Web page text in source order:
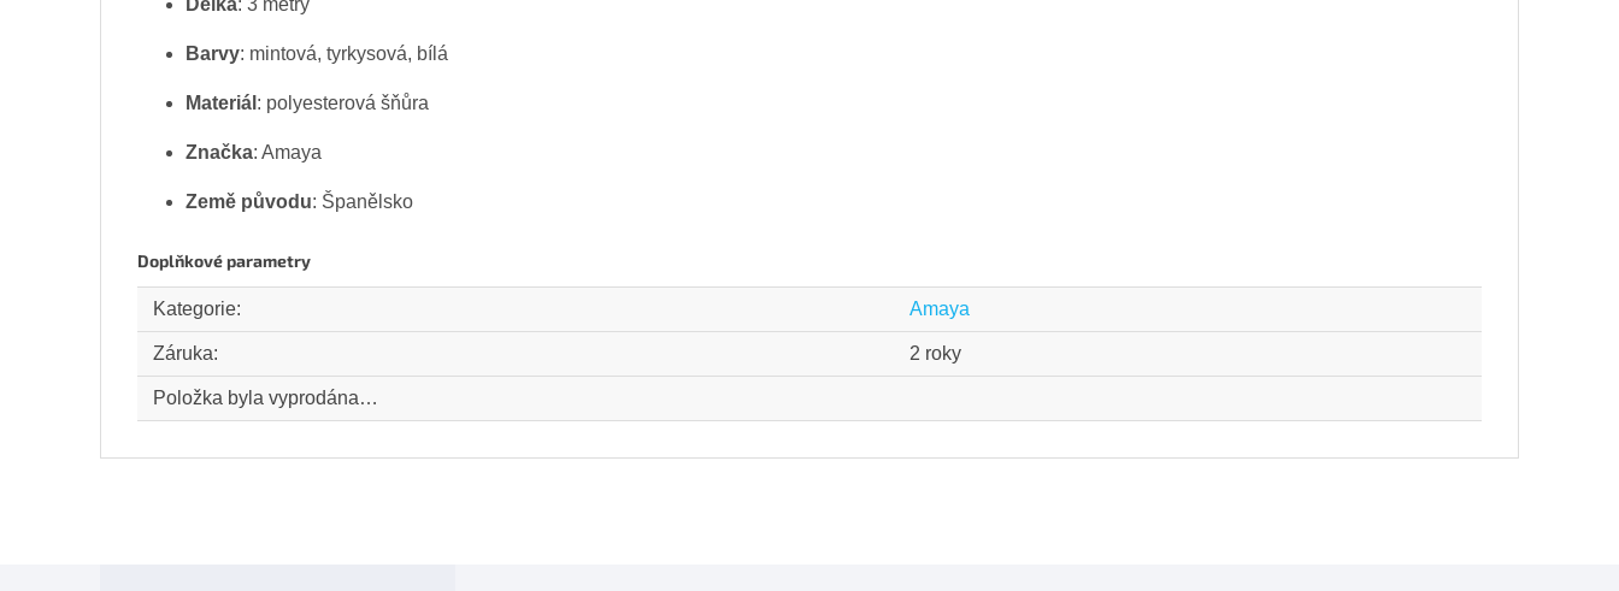
Délka: 3 metry
Barvy: mintová, tyrkysová, bílá
Materiál : polyesterová šňůra
Značka: Amaya
Země původu: Španělsko
Doplňkové parametry
Kategorie: Amaya
Záruka: 2 roky
Položka byla vyprodána…